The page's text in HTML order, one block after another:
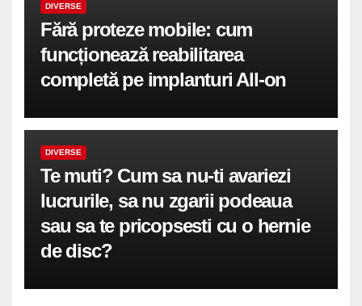
DIVERSE
Fără proteze mobile: cum
funcționează reabilitarea
completă pe implanturi All-on
DIVERSE
Te muti? Cum sa nu-ti avariezi
lucrurile, sa nu zgarii podeaua
sau sa te pricopsesti cu o hernie
de disc?